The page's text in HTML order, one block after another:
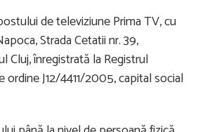
de televiziune Prima TV, cu
Strada Cetatii nr. 39,
Cluj, înregistrată la Registrul
ordine J12/4411/2005, capital social